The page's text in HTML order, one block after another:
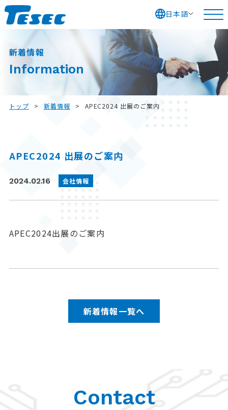
日本語
新着情報
Information
トップ > 新着情報 > APEC2024 出展のご案内
APEC2024 出展のご案内
2024.02.16 会社情報
APEC2024出展のご案内
新着情報一覧へ
Contact